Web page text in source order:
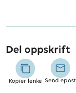
Del oppskrift
Kopier lenke Send epost